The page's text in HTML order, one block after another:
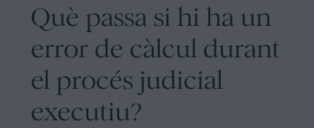
Què passa si hi ha un
error de càlcul durant
el procés judicial
executiu?